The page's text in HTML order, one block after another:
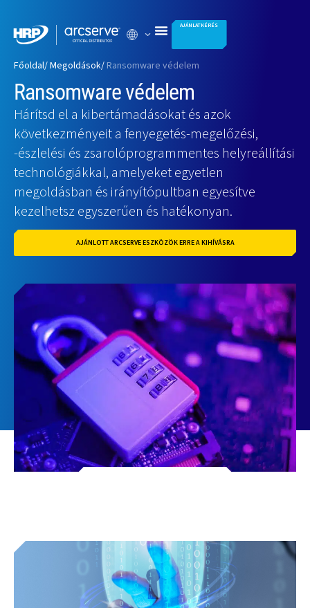
AJÁNLATKÉRÉS
Főoldal/ Megoldások/Ransomware védelem
Ransomware védelem
Hárítsd el a kibertámadásokat és azok
következményeit a fenyegetés-megelőzési,
-észlelési és zsarolóprogrammentes helyreállítási
technológiákkal, amelyeket egyetlen
megoldásban és irányítópultban egyesítve
kezelhetsz egyszerűen és hatékonyan.
AJÁNLOTT ARCSERVE ESZKÖZÖK ERRE A KIHÍVÁSRA